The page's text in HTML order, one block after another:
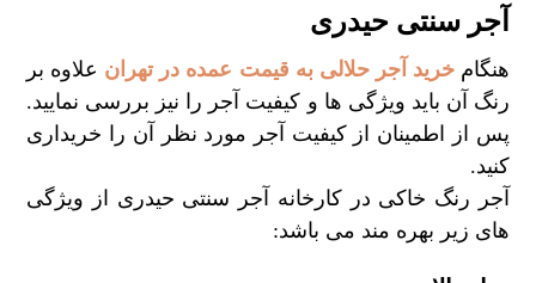
آجر سنتی حیدری
هنگامخرید آجر حلالی به قیمت عمده در تهران علاوه بر
رنگ آن باید ویژگی ها و کیفیت آجر را نیز بررسی نمایید.
پس از اطمینان از کیفیت آجر مورد نظر آن را خریداری
کنید.
آجر رنگ خاکی در کارخانه آجر سنتی حیدری از ویژگی
های زیر بهره مند می باشد: